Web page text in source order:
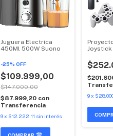
Juguera Electrica
450Ml 500W Suono
-25% OFF
$109.999,00
$147.000,00
$87.999,20 con
Transferencia
9x $12.222,11 sin interés
Joystick
9x